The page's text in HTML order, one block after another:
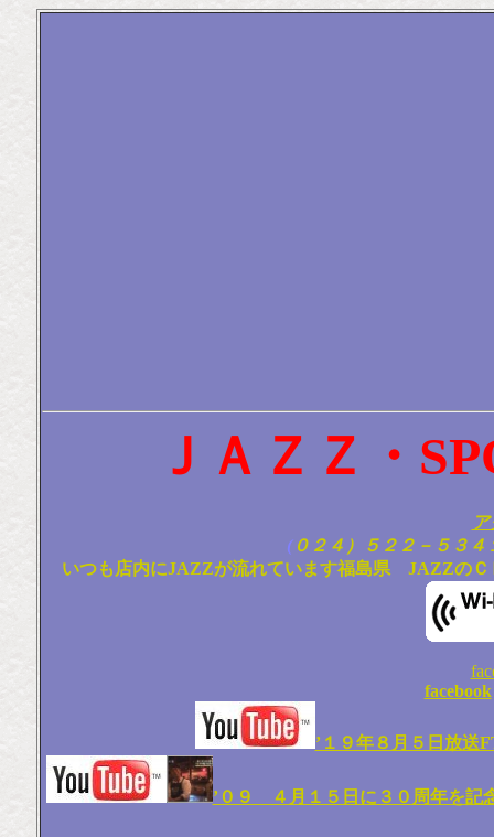
ＪＡＺＺ・
(０２４）５２２－５３４
いつも店内にJAZZが流れています福島県 JAZZの
facebook
’１９年８月５日放送
’０９ ４月１５日に３０周年を